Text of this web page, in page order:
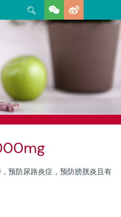
Search
预防尿路炎症，预防膀胱炎且有